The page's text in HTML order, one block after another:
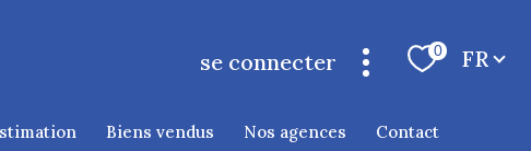
se connecter 0 Langue
FR
estimation biens vendus nos agences contact